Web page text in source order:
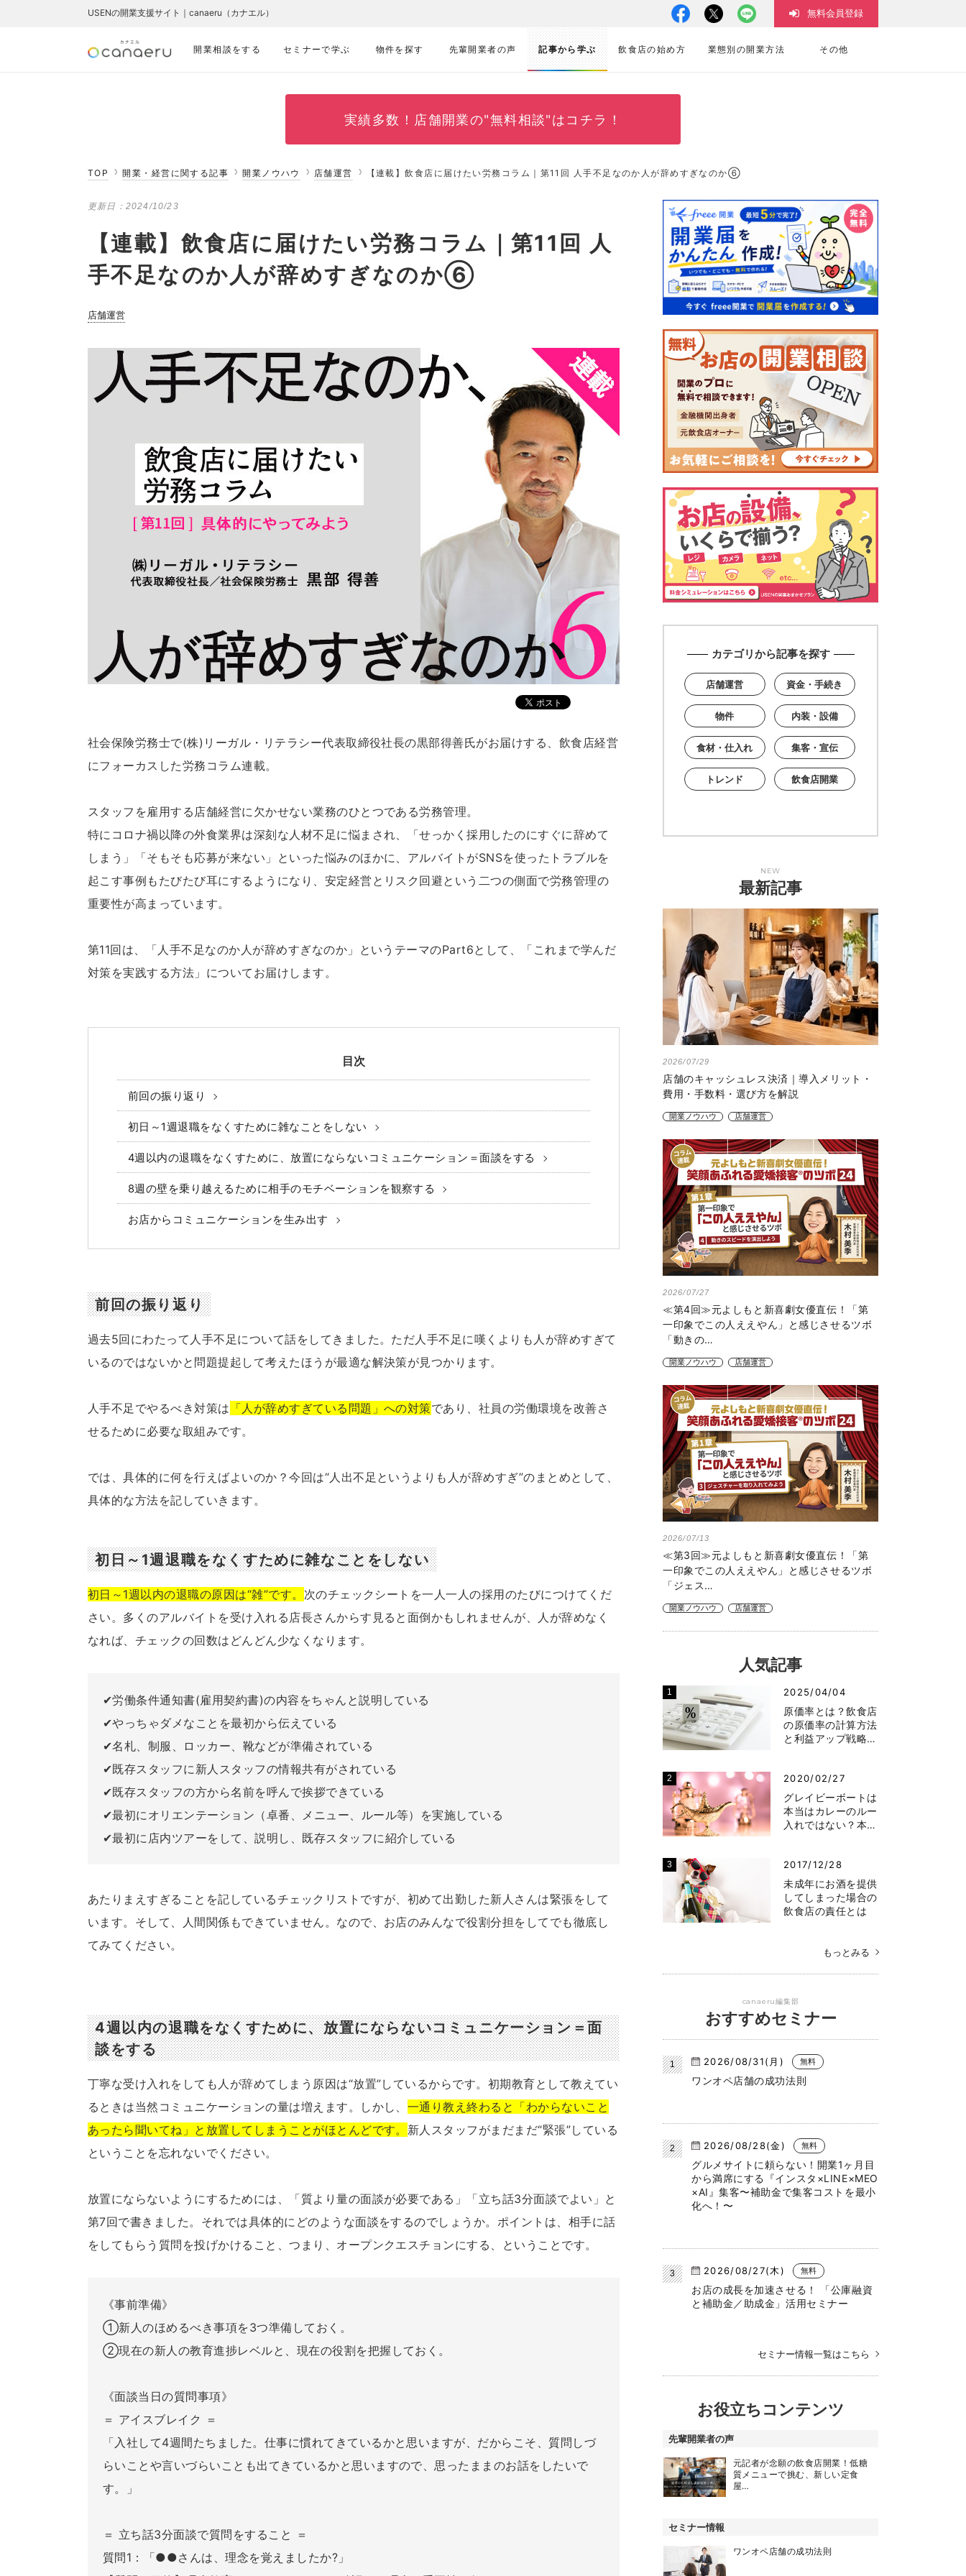
開業相談をする セミナーで学ぶ 物件を探す 先輩開業者の声 記事から学ぶ 飲食店の始め方 業態別の開業方法 その他
USENの開業支援サイト｜canaeru（カナエル） 無料会員登録
実績多数！ 店舗開業の"無料相談"はコチラ！
TOP 開業・経営に関する記事 開業ノウハウ 店舗運営 【連載】飲食店に届けたい労務コラム｜第11回 人手不足なのか人が辞めすぎなのか⑥
更新日： 2024/10/23
【連載】飲食店に届けたい労務コラム｜第11回 人
手不足なのか人が辞めすぎなのか⑥
店舗運営
社会保険労務士で(株)リーガル・リテラシー代表取締役社長の黒部得善氏がお届けする、飲食店経営
にフォーカスした労務コラム連載。
スタッフを雇用する店舗経営に欠かせない業務のひとつである労務管理。
特にコロナ禍以降の外食業界は深刻な人材不足に悩まされ、「せっかく採用したのにすぐに辞めて
しまう」「そもそも応募が来ない」といった悩みのほかに、アルバイトがSNSを使ったトラブルを
起こす事例もたびたび耳にするようになり、安定経営とリスク回避という二つの側面で労務管理の
重要性が高まっています。
第11回は、「人手不足なのか人が辞めすぎなのか」というテーマのPart6として、「これまで学んだ
対策を実践する方法」についてお届けします。
目次
前回の振り返り
初日～1週退職をなくすために雑なことをしない
4週以内の退職をなくすために、放置にならないコミュニケーション＝面談をする
8週の壁を乗り越えるために相手のモチベーションを観察する
お店からコミュニケーションを生み出す
前回の振り返り
過去5回にわたって人手不足について話をしてきました。ただ人手不足に嘆くよりも人が辞めすぎて
いるのではないかと問題提起して考えたほうが最適な解決策が見つかります。
人手不足でやるべき対策は 「人が辞めすぎている問題」への対策であり、社員の労働環境を改善さ
せるために必要な取組みです。
では、具体的に何を行えばよいのか？今回は“人出不足というよりも人が辞めすぎ”のまとめとして、
具体的な方法を記していきます。
初日～1週退職をなくすために雑なことをしない
初日～1週以内の退職の原因は“雑”です。 次のチェックシートを一人一人の採用のたびにつけてくだ
さい。多くのアルバイトを受け入れる店長さんからす見ると面倒かもしれませんが、人が辞めなく
なれば、チェックの回数はどんどん少なくなります。
✔労働条件通知書(雇用契約書)の内容をちゃんと説明している
✔やっちゃダメなことを最初から伝えている
✔名札、制服、ロッカー、靴などが準備されている
✔既存スタッフに新人スタッフの情報共有がされている
✔既存スタッフの方から名前を呼んで挨拶できている
✔最初にオリエンテーション（卓番、メニュー、ルール等）を実施している
✔最初に店内ツアーをして、説明し、既存スタッフに紹介している
あたりまえすぎることを記しているチェックリストですが、初めて出勤した新人さんは緊張をして
います。そして、人間関係もできていません。なので、お店のみんなで役割分担をしてでも徹底し
てみてください。
4週以内の退職をなくすために、放置にならないコミュニケーション＝面
談をする
丁寧な受け入れをしても人が辞めてしまう原因は“放置”しているからです。初期教育として教えてい
るときは当然コミュニケーションの量は増えます。しかし、 一通り教え終わると「わからないこと
あったら聞いてね」と放置してしまうことがほとんどです。 新人スタッフがまだまだ“緊張”している
ということを忘れないでください。
放置にならないようにするためには、「質より量の面談が必要である」「立ち話3分面談でよい」と
第7回で書きました。それでは具体的にどのような面談をするのでしょうか。ポイントは、相手に話
をしてもらう質問を投げかけること、つまり、オープンクエスチョンにする、ということです。
《事前準備》
①新人のほめるべき事項を3つ準備しておく。
②現在の新人の教育進捗レベルと、現在の役割を把握しておく。
《面談当日の質問事項》
＝ アイスブレイク ＝
「入社して4週間たちました。仕事に慣れてきているかと思いますが、だからこそ、質問しづ
らいことや言いづらいことも出てきているかと思いますので、思ったままのお話をしたいで
す。」
＝ 立ち話3分面談で質問をすること ＝
質問1：「●●さんは、理念を覚えましたか?」
カテゴリから記事を探す
店舗運営 資金・手続き
物件 内装・設備
食材・仕入れ 集客・宣伝
トレンド 飲食店開業
NEW
最新記事
2026/07/29
店舗のキャッシュレス決済｜導入メリット・
費用・手数料・選び方を解説
開業ノウハウ 店舗運営
2026/07/27
≪第4回≫元よしもと新喜劇女優直伝！「第
一印象でこの人ええやん」と感じさせるツボ
「動きの…
開業ノウハウ 店舗運営
2026/07/13
≪第3回≫元よしもと新喜劇女優直伝！「第
一印象でこの人ええやん」と感じさせるツボ
「ジェス…
開業ノウハウ 店舗運営
人気記事
2025/04/04
原価率とは？飲食店
の原価率の計算方法
と利益アップ戦略…
2020/02/27
グレイビーボートは
本当はカレーのルー
入れではない？本…
2017/12/28
未成年にお酒を提供
してしまった場合の
飲食店の責任とは
もっとみる
canaeru編集部
おすすめセミナー
2026/08/31(月) 無料
ワンオペ店舗の成功法則
2026/08/28(金) 無料
グルメサイトに頼らない！開業1ヶ月目
から満席にする『インスタ×LINE×MEO
×AI』集客〜補助金で集客コストを最小
化へ！〜
2026/08/27(木) 無料
お店の成長を加速させる！ 「公庫融資
と補助金／助成金」活用セミナー
セミナー情報一覧はこちら
お役立ちコンテンツ
先輩開業者の声
元記者が念願の飲食店開業！低糖
質メニューで挑む、新しい定食
屋…
セミナー情報
ワンオペ店舗の成功法則